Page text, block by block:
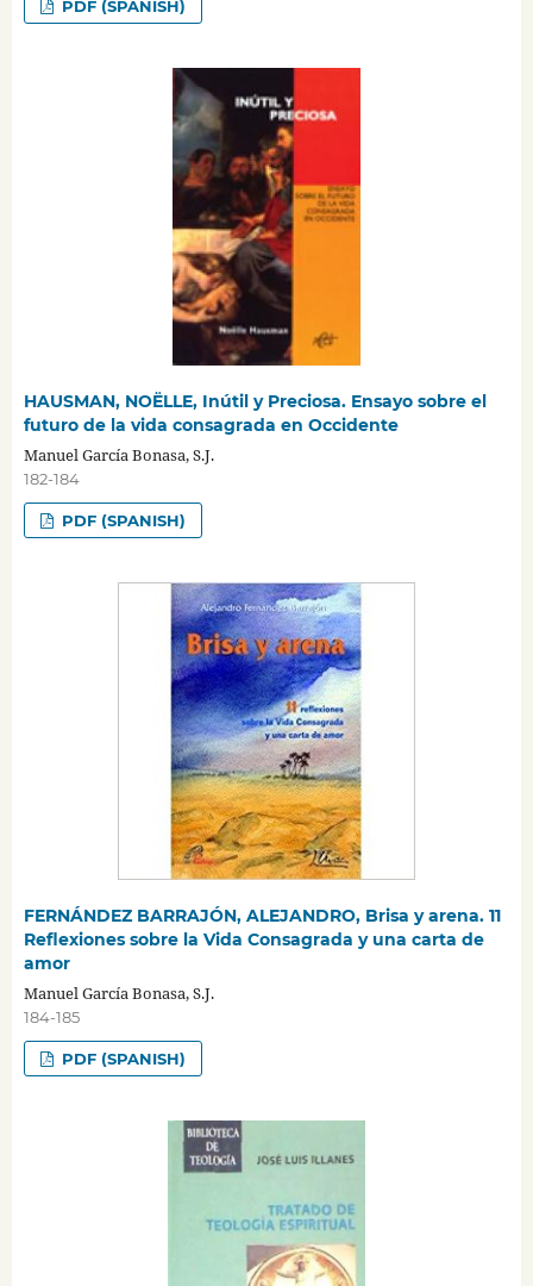
PDF (SPANISH)
HAUSMAN, NOËLLE, Inútil y Preciosa. Ensayo sobre el
futuro de la vida consagrada en Occidente
Manuel García Bonasa, S.J.
182-184
PDF (SPANISH)
FERNÁNDEZ BARRAJÓN, ALEJANDRO, Brisa y arena. 11
Reflexiones sobre la Vida Consagrada y una carta de
amor
Manuel García Bonasa, S.J.
184-185
PDF (SPANISH)